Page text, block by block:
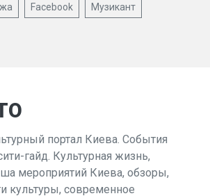
Facebook Музикант
портал Киева. События
гайд. Культурная жизнь,
мероприятий Киева, обзоры,
культуры, современное